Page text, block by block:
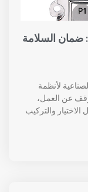
السلامة
لأنظمة
عن العمل،
والتركيب